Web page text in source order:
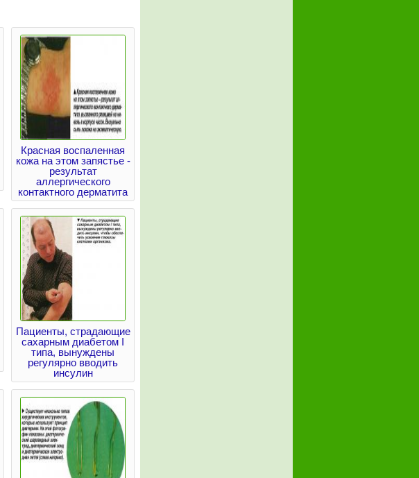
Красная воспаленная
кожа на этом запястье -
результат
аллергического
контактного дерматита
Пациенты, страдающие
сахарным диабетом I
типа, вынуждены
регулярно вводить
инсулин